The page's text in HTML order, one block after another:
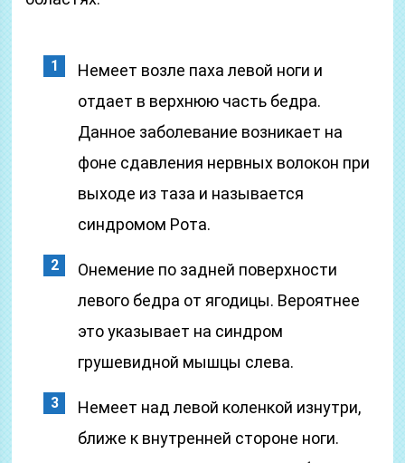
Немеет возле паха левой ноги и
отдает в верхнюю часть бедра.
Данное заболевание возникает на
фоне сдавления нервных волокон при
выходе из таза и называется
синдромом Рота.
Онемение по задней поверхности
левого бедра от ягодицы. Вероятнее
это указывает на синдром
грушевидной мышцы слева.
Немеет над левой коленкой изнутри,
ближе к внутренней стороне ноги.